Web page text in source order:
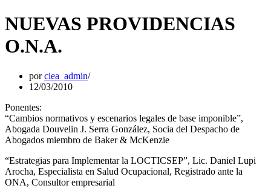
NUEVAS PROVIDENCIAS
O.N.A.
porciea_admin
12/03/2010
Ponentes:
“Cambios normativos y escenarios legales de base imponible”,
Abogada Douvelin J. Serra González, Socia del Despacho de
Abogados miembro de Baker & McKenzie
“Estrategias para Implementar la LOCTICSEP”, Lic. Daniel Lupi
Arocha, Especialista en Salud Ocupacional, Registrado ante la
ONA, Consultor empresarial